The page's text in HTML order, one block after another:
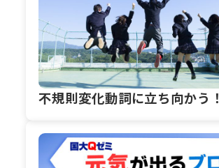
不規則変化動詞に立ち向かう！